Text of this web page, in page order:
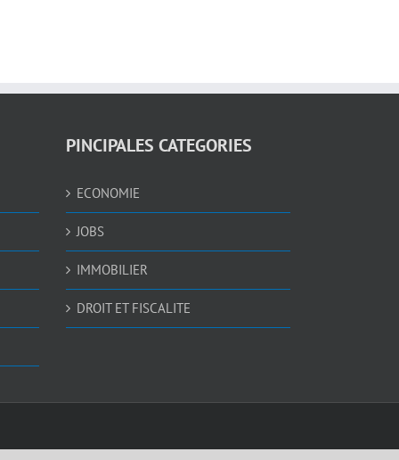
PINCIPALES CATEGORIES
ECONOMIE
JOBS
IMMOBILIER
DROIT ET FISCALITE